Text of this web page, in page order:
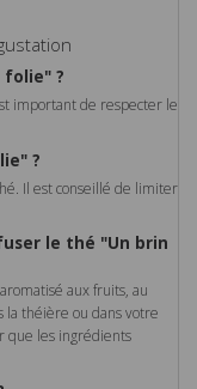
folie" ?
important de respecter le
?
Il est conseillé de limiter
le thé "Un brin
aux fruits, au
la théière ou dans votre
que les ingrédients